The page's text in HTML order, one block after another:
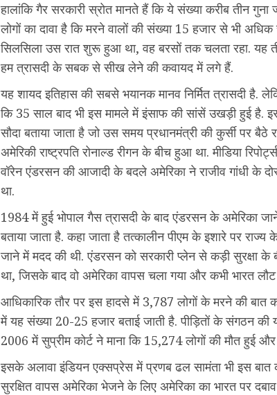
हालांकि गैर सरकारी स्रोत मानते हैं कि ये संख्या करीब तीन गुना
लोगों का दावा है कि मरने वालों की संख्या 15 हजार से भी अधिक
सिलसिला उस रात शुरू हुआ था, वह बरसों तक चलता रहा. यह
हम त्रासदी के सबक से सीख लेने की कवायद में लगे हैं.
यह शायद इतिहास की सबसे भयानक मानव निर्मित त्रासदी है.
कि 35 साल बाद भी इस मामले में इंसाफ की सांसें उखड़ी हुई है.
सौदा बताया जाता है जो उस समय ​प्रधानमंत्री की कुर्सी पर बैठे
अमेरिकी राष्ट्रपति रोनाल्ड रीगन के बीच हुआ था. मीडिया
वॉरेन एंडरसन की आजादी के बदले अमेरिका ने राजीव गांधी के
था.
1984 में हुई भोपाल गैस त्रासदी के बाद एंडरसन के अमेरिका
बताया जाता है. कहा जाता है तत्कालीन पीएम के इशारे पर
जाने में मदद की थी. एंडरसन को सरकारी प्लेन से कड़ी सुरक्षा के
था, जिसके बाद वो अमेरिका वापस चला गया और कभी भारत
आधिकारिक तौर पर इस हादसे में 3,787 लोगों के मरने की बात
में यह संख्या 20-25 हजार बताई जाती है. पीड़ितों के संगठन की
2006 में सुप्रीम कोर्ट ने माना कि 15,274 लोगों की मौत हुई
इसके अलावा इंडियन एक्सप्रेस में प्रणब ढल सामंता भी इस बात
सुरक्षित वापस अमेरिका भेजने के लिए अमेरिका का भारत पर